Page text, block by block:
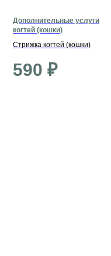
Дополнительные услуги /
когтей (кошки)
Стрижка когтей (кошки)
590 ₽